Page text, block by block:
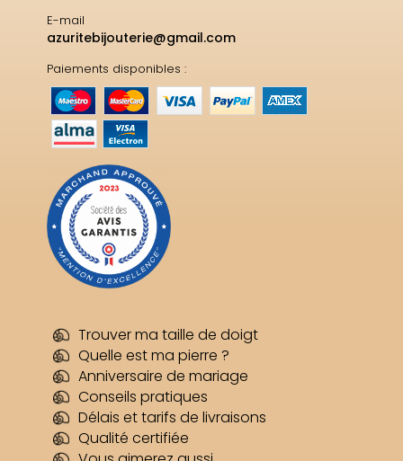
E-mail
azuritebijouterie@gmail.com
Paiements disponibles :
Trouver ma taille de doigt
Quelle est ma pierre ?
Anniversaire de mariage
Conseils pratiques
Délais et tarifs de livraisons
Qualité certifiée